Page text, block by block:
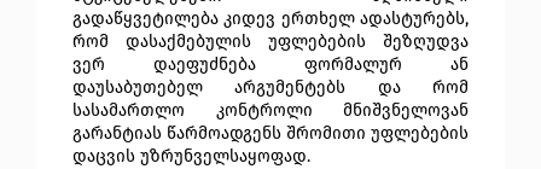
გადაწყვეტილება კიდევ ერთხელ ადასტურებს,
რომ დასაქმებულის უფლებების შეზღუდვა
ვერ დაეფუძნება ფორმალურ ან
დაუსაბუთებელ არგუმენტებს და რომ
სასამართლო კონტროლი მნიშვნელოვან
გარანტიას წარმოადგენს შრომითი უფლებების
დაცვის უზრუნველსაყოფად.